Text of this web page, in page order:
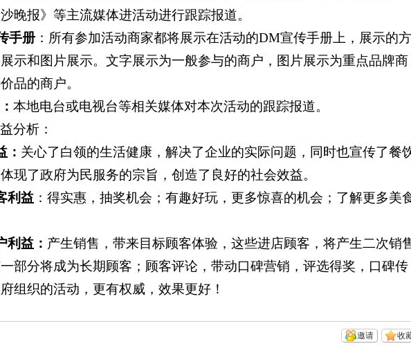
晚报》等主流媒体进活动进行跟踪报道。
手册 ：所有参加活动商家都将展示在活动的DM宣传手册上，展示的
示和图片展示。文字展示为一般参与的商户，图片展示为重点品牌商
品的商户。
本地电台或电视台等相关媒体对本次活动的跟踪报道。
分析：
： 关心了白领的生活健康，解决了企业的实际问题，同时也宣传了餐
现了政府为民服务的宗旨，创造了良好的社会效益。
利益 ：得实惠，抽奖机会；有趣好玩，更多惊喜的机会；了解更多美
利益： 产生销售，带来目标顾客体验，这些进店顾客，将产生二次销
部分将成为长期顾客；顾客评论，带动口碑营销，评选得奖，口碑传
组织的活动，更有权威，效果更好！
收
邀请